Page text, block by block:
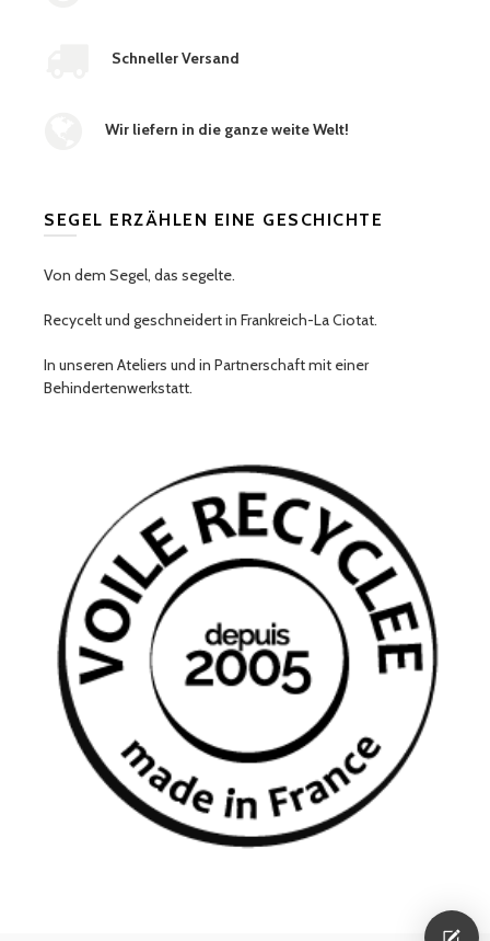
Schneller Versand
Wir liefern in die ganze weite Welt!
SEGEL ERZÄHLEN EINE GESCHICHTE
Von dem Segel, das segelte.
Recycelt und geschneidert in Frankreich-La Ciotat.
In unseren Ateliers und in Partnerschaft mit einer
Behindertenwerkstatt.